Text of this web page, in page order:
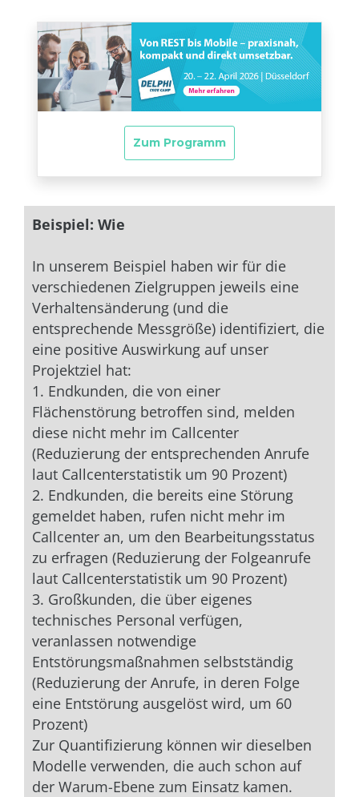
Beispiel: Wie
In unserem Beispiel haben wir für die
verschiedenen Zielgruppen jeweils eine
Verhaltensänderung (und die
entsprechende Messgröße) identifiziert, die
eine positive Auswirkung auf unser
Projektziel hat:
1. Endkunden, die von einer
Flächenstörung betroffen sind, melden
diese nicht mehr im Callcenter
(Reduzierung der entsprechenden Anrufe
laut Callcenterstatistik um 90 Prozent)
2. Endkunden, die bereits eine Störung
gemeldet haben, rufen nicht mehr im
Callcenter an, um den Bearbeitungsstatus
zu erfragen (Reduzierung der Folgeanrufe
laut Callcenterstatistik um 90 Prozent)
3. Großkunden, die über eigenes
technisches Personal verfügen,
veranlassen notwendige
Entstörungsmaßnahmen selbstständig
(Reduzierung der Anrufe, in deren Folge
eine Entstörung ausgelöst wird, um 60
Prozent)
Zur Quantifizierung können wir dieselben
Modelle verwenden, die auch schon auf
der Warum-Ebene zum Einsatz kamen.